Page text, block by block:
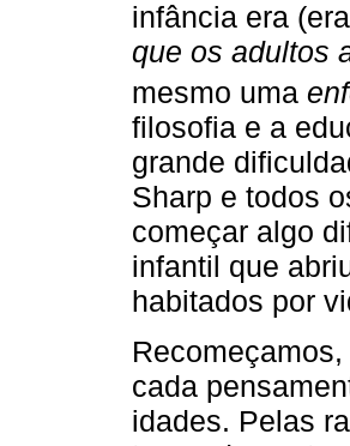
infância era
que os adultos
mesmo uma
filosofia e a
grande
Sharp e todos
começar algo
infantil que
habitados por
cada
idades. Pelas